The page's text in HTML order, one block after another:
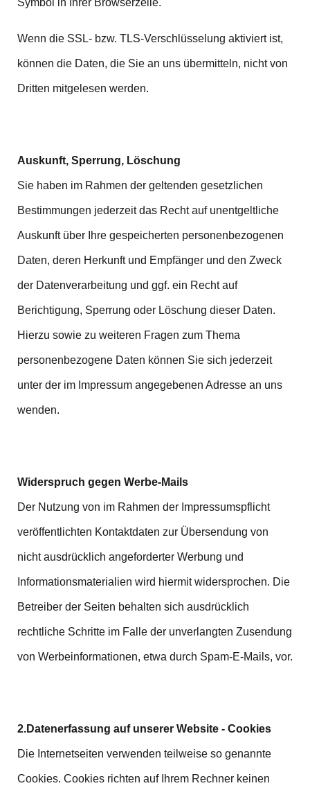
Symbol in Ihrer Browserzeile.
Wenn die SSL- bzw. TLS-Verschlüsselung aktiviert ist,
können die Daten, die Sie an uns übermitteln, nicht von
Dritten mitgelesen werden.
Auskunft, Sperrung, Löschung
Sie haben im Rahmen der geltenden gesetzlichen
Bestimmungen jederzeit das Recht auf unentgeltliche
Auskunft über Ihre gespeicherten personenbezogenen
Daten, deren Herkunft und Empfänger und den Zweck
der Datenverarbeitung und ggf. ein Recht auf
Berichtigung, Sperrung oder Löschung dieser Daten.
Hierzu sowie zu weiteren Fragen zum Thema
personenbezogene Daten können Sie sich jederzeit
unter der im Impressum angegebenen Adresse an uns
wenden.
Widerspruch gegen Werbe-Mails
Der Nutzung von im Rahmen der Impressumspflicht
veröffentlichten Kontaktdaten zur Übersendung von
nicht ausdrücklich angeforderter Werbung und
Informationsmaterialien wird hiermit widersprochen. Die
Betreiber der Seiten behalten sich ausdrücklich
rechtliche Schritte im Falle der unverlangten Zusendung
von Werbeinformationen, etwa durch Spam-E-Mails, vor.
2.Datenerfassung auf unserer Website - Cookies
Die Internetseiten verwenden teilweise so genannte
Cookies. Cookies richten auf Ihrem Rechner keinen